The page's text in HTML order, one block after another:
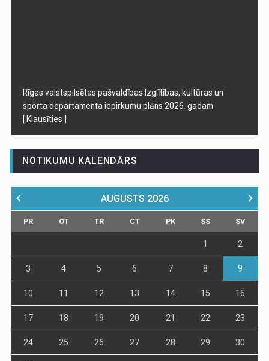
Rīgas valstspilsētas pašvaldības Izglītības, kultūras un
sporta departamenta iepirkumu plāns 2026. gadam
[ Klausīties ]
NOTIKUMU KALENDĀRS
AUGUSTS 2026
PR OT TR CT PK SS SV
1 2
3 4 5 6 7 8 9
10 11 12 13 14 15 16
17 18 19 20 21 22 23
24 25 26 27 28 29 30